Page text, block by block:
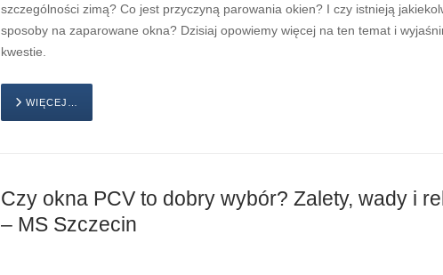
szczególności zimą? Co jest przyczyną parowania okien? I czy istnieją
sposoby na zaparowane okna? Dzisiaj opowiemy więcej na ten temat i
kwestie.
WIĘCEJ…
Czy okna PCV to dobry wybór? Zalety, wady i
– MS Szczecin